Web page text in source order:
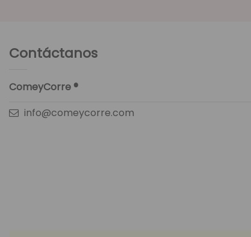
Contáctanos
ComeyCorre ®
info@comeycorre.com